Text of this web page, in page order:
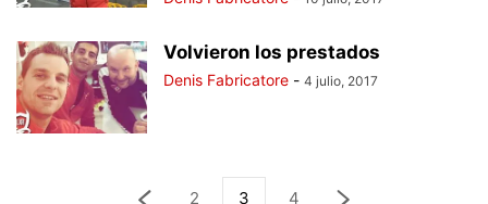
Volvieron los prestados
Denis Fabricatore - 4 julio, 2017
2 3 4